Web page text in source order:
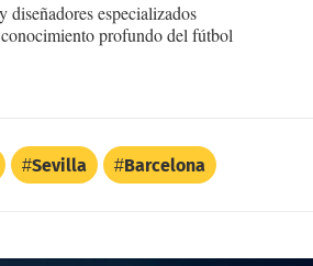
especializados
profundo del fútbol
Sevilla Barcelona